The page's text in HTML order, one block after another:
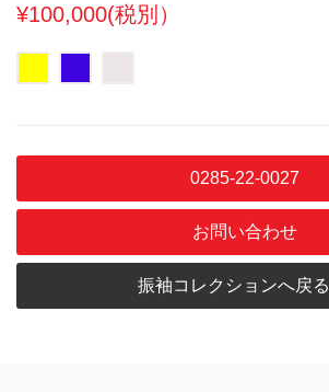
¥100,000(税別）
0285-22-0027
お問い合わせ
振袖コレクションへ戻る